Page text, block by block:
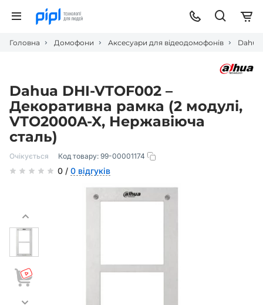
Головна Домофони Аксесуари для відеодомофонів Dahua
Dahua DHI-VTOF002 –
Декоративна рамка (2 модулі,
VTO2000A-X, Нержавіюча
сталь)
Очікується Код товару: 99-00001174
0 / 0 відгуків